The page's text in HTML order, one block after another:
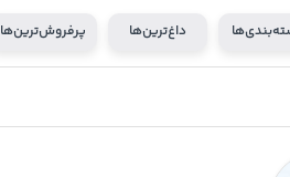
داغ‌ترین‌ها پرفروش‌ترین‌ها